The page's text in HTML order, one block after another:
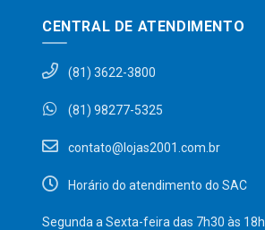
CENTRAL DE ATENDIMENTO
(81) 3622-3800
(81) 98277-5325
contato@lojas2001.com.br
Horário do atendimento do SAC
Segunda a Sexta-feira das 7h30 às 18h